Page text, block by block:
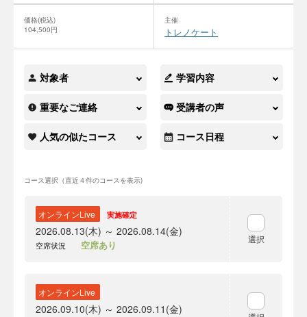
価格(税込)
104,500円
主催
トレノケート
対象者 学習内容
重要なご連絡 受講者の声
人気の似たコース コース日程
コース選択（直近４件のコースを表示)
オンラインLive 実施確定
2026.08.13(木) ～ 2026.08.14(金)
空席状況 空席あり 選択
オンラインLive
2026.09.10(木) ～ 2026.09.11(金)